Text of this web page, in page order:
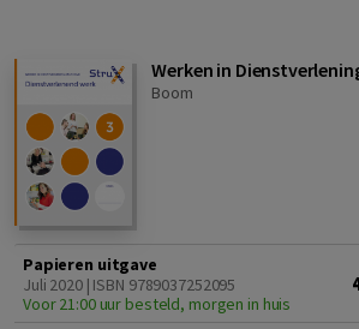
Werken in
Boom
Papieren uitgave
Juli 2020 | ISBN 9789037252095
Voor 21:00 uur besteld, morgen in huis